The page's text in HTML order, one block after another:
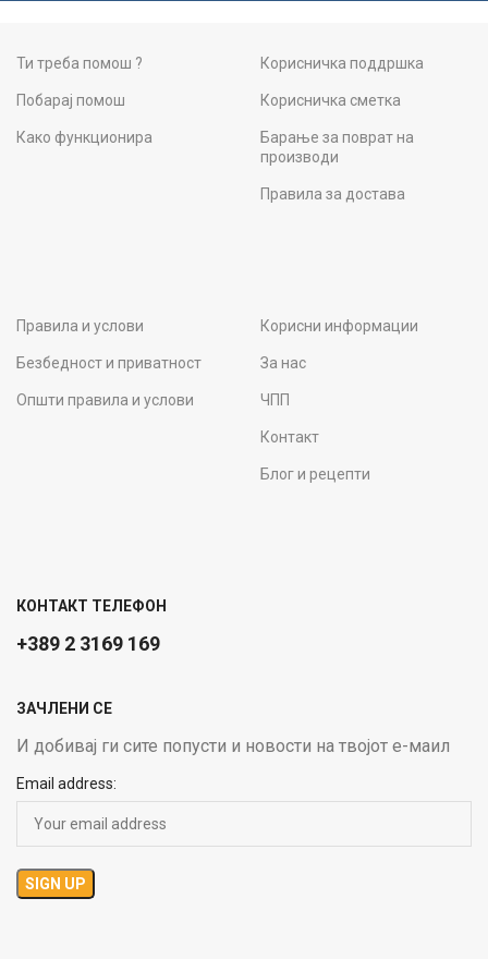
Ти треба помош ?
Побарај помош
Како функционира
Корисничка поддршка
Корисничка сметка
Барање за поврат на
производи
Правила за достава
Правила и услови
Безбедност и приватност
Општи правила и услови
Корисни информации
За нас
ЧПП
Контакт
Блог и рецепти
КОНТАКТ ТЕЛЕФОН
+389 2 3169 169
ЗАЧЛЕНИ СЕ
И добивај ги сите попусти и новости на твојот е-маил
Email address: